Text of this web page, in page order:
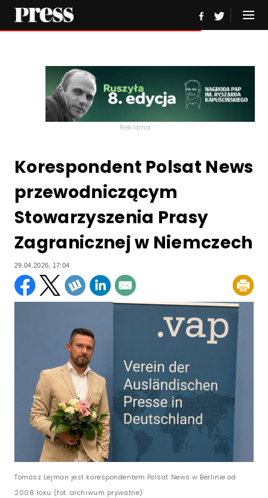
Reklama
Korespondent Polsat News
przewodniczącym
Stowarzyszenia Prasy
Zagranicznej w Niemczech
29.04.2026, 17:04
Tomasz Lejman jest korespondentem Polsat News w Berlinie od
2008 roku (fot. archiwum prywatne)